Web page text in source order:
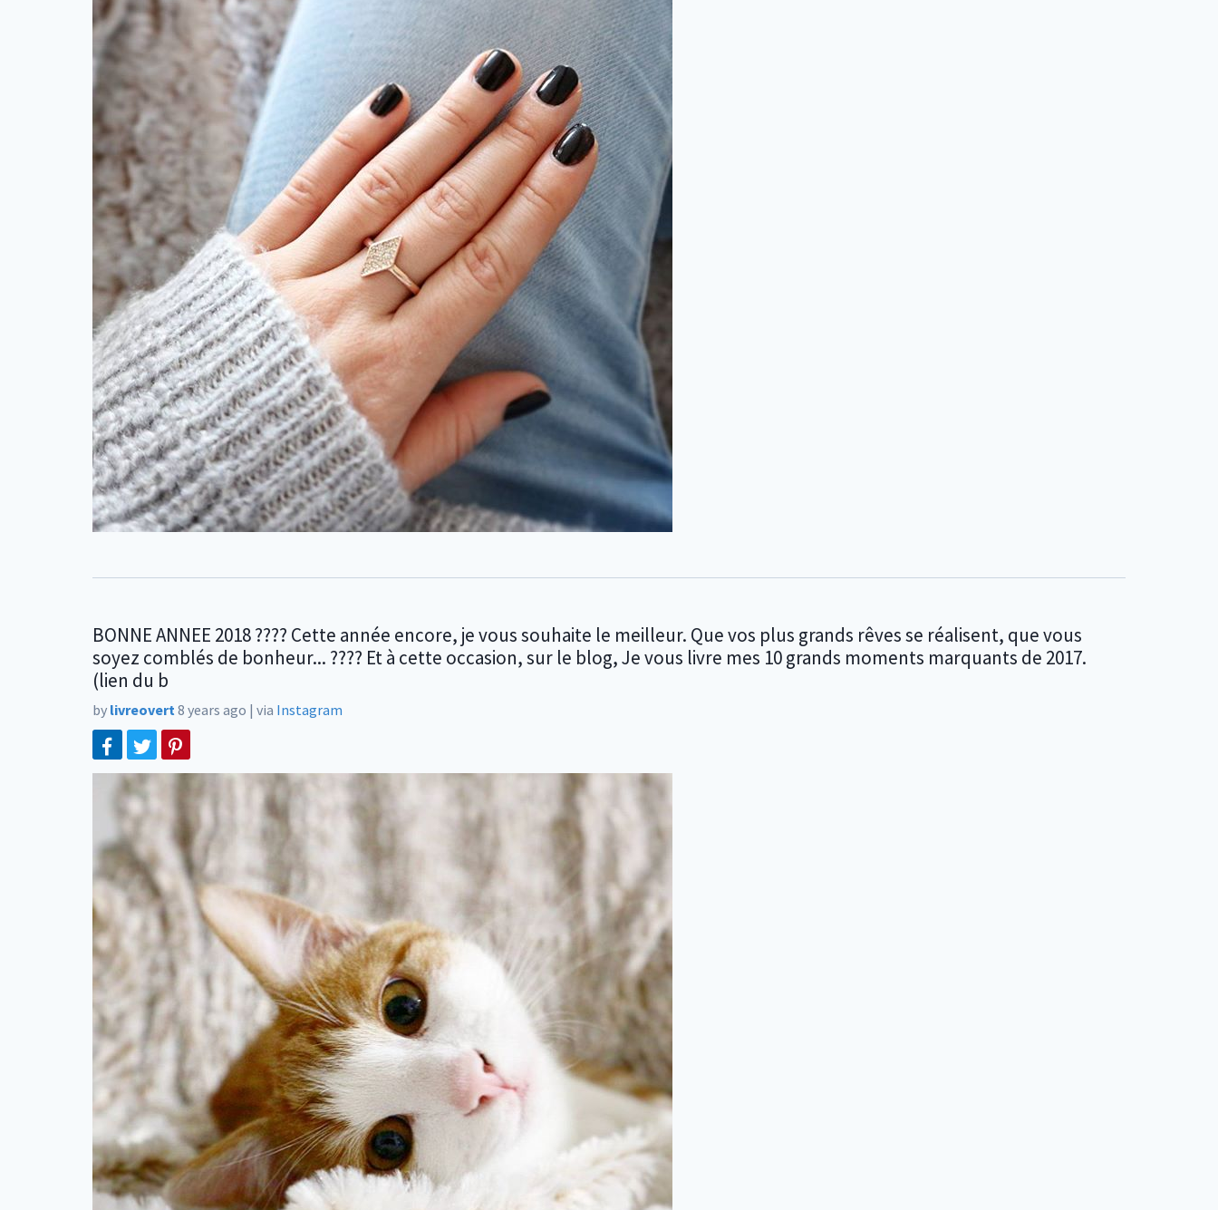
BONNE ANNEE 2018 ???? Cette année encore, je vous souhaite le meilleur. Que vos plus grands rêves se réalisent, que vous
soyez comblés de bonheur... ???? Et à cette occasion, sur le blog, Je vous livre mes 10 grands moments marquants de 2017.
(lien du b
by livreovert8 years ago | via Instagram